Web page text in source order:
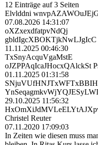
12 Einträge auf 3 Seiten
Elvlddni
07.08.2026 14:31:07
oXZxexdfatpvNdQj
11.11.2025 00:46:30
TxSnyAcquVgaMstE
oJZPPAqIcaJHocxQAlckSt
01.11.2025 01:31:58
29.10.2025 11:56:32
Christel Reuter
07.11.2020 17:09:03
In Zeiten wie diesen muss